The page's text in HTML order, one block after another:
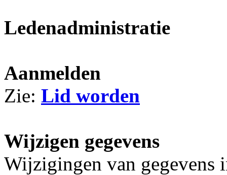
Ledenadministratie
Aanmelden
Zie: Lid worden
Wijzigen gegevens
Wijzigingen van gegevens